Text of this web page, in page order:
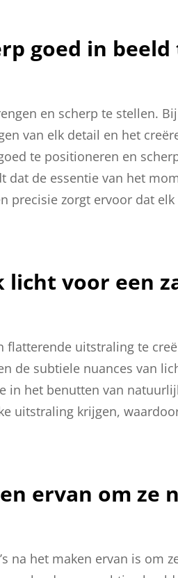
goed in
en scherp te stellen.
van elk detail en het
te positioneren en
dat de essentie van het
precisie zorgt ervoor dat
voor een
uitstraling te
de subtiele nuances van
in het benutten van
uitstraling krijgen,
ervan om ze
na het maken ervan is om